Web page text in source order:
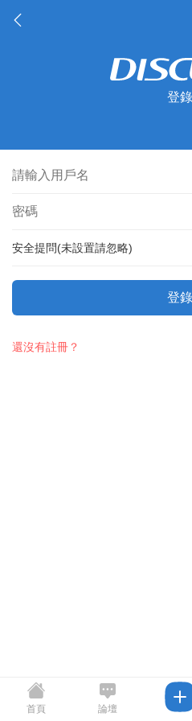
登錄
安全提問(未設置請忽略)
登錄
還沒有註冊？
首頁 論壇